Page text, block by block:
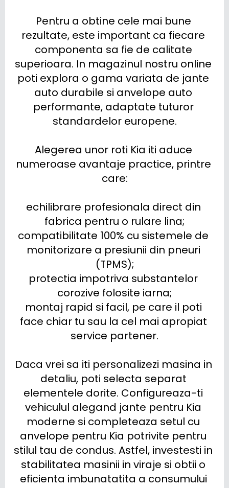
Pentru a obtine cele mai bune
rezultate, este important ca fiecare
componenta sa fie de calitate
superioara. In magazinul nostru online
poti explora o gama variata de jante
auto durabile si anvelope auto
performante, adaptate tuturor
standardelor europene.
Alegerea unor roti Kia iti aduce
numeroase avantaje practice, printre
care:
echilibrare profesionala direct din
fabrica pentru o rulare lina;
compatibilitate 100% cu sistemele de
monitorizare a presiunii din pneuri
(TPMS);
protectia impotriva substantelor
corozive folosite iarna;
montaj rapid si facil, pe care il poti
face chiar tu sau la cel mai apropiat
service partener.
Daca vrei sa iti personalizezi masina in
detaliu, poti selecta separat
elementele dorite. Configureaza-ti
vehiculul alegand jante pentru Kia
moderne si completeaza setul cu
anvelope pentru Kia potrivite pentru
stilul tau de condus. Astfel, investesti in
stabilitatea masinii in viraje si obtii o
eficienta imbunatatita a consumului